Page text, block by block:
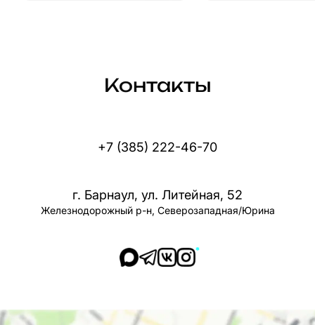
Контакты
+7 (385) 222-46-70
г. Барнаул, ул. Литейная, 52
Железнодорожный р-н, Северозападная/Юрина
*